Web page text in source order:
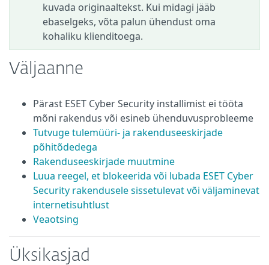
kuvada originaaltekst. Kui midagi jääb
ebaselgeks, võta palun ühendust oma
kohaliku klienditoega.
Väljaanne
Pärast ESET Cyber Security installimist ei tööta
mõni rakendus või esineb ühenduvusprobleeme
Tutvuge tulemüüri- ja rakenduseeskirjade
põhitõdedega
Rakenduseeskirjade muutmine
Luua reegel, et blokeerida või lubada ESET Cyber
Security rakendusele sissetulevat või väljaminevat
internetisuhtlust
Veaotsing
Üksikasjad